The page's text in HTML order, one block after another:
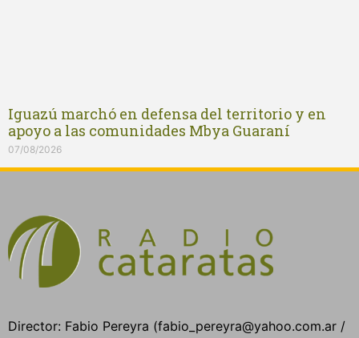
Iguazú marchó en defensa del territorio y en
apoyo a las comunidades Mbya Guaraní
07/08/2026
Director: Fabio Pereyra (fabio_pereyra@yahoo.com.ar /